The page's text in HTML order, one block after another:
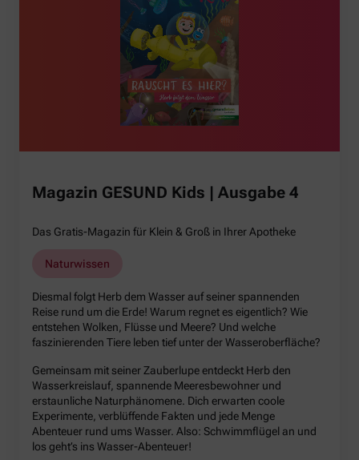
Magazin GESUND Kids | Ausgabe 4
Das Gratis-Magazin für Klein & Groß in Ihrer Apotheke
Naturwissen
Diesmal folgt Herb dem Wasser auf seiner spannenden
Reise rund um die Erde! Warum regnet es eigentlich? Wie
entstehen Wolken, Flüsse und Meere? Und welche
faszinierenden Tiere leben tief unter der Wasseroberfläche?
Gemeinsam mit seiner Zauberlupe entdeckt Herb den
Wasserkreislauf, spannende Meeresbewohner und
erstaunliche Naturphänomene. Dich erwarten coole
Experimente, verblüffende Fakten und jede Menge
Abenteuer rund ums Wasser. Also: Schwimmflügel an und
los geht’s ins Wasser-Abenteuer!